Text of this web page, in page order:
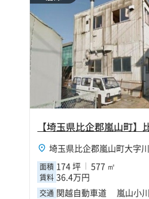
埼玉県比企郡嵐山町大字
面積 174 坪 577 ㎡
賃料 36.4万円
交通 関越自動車道 嵐山小